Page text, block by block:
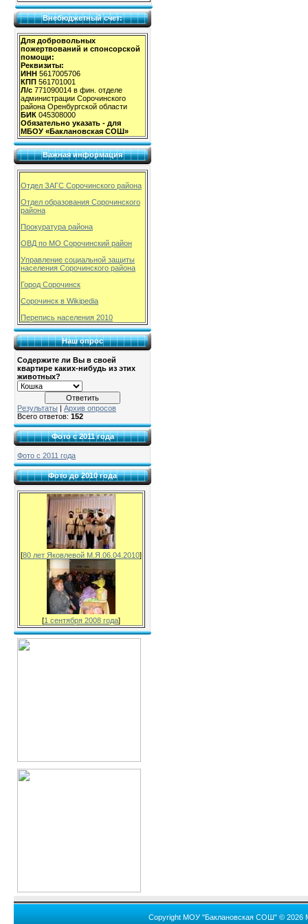
Внебюджетный счет:
Для добровольных
пожертвований и спонсорской
помощи:
Реквизиты:
ИНН 5617005706
КПП 561701001
Л/с 771090014 в фин. отделе
администрации Сорочинского
района Оренбургской области
БИК 045308000
Обязательно указать - для
МБОУ «Баклановская СОШ»
Важная информация
Отдел ЗАГС Сорочинского района
Отдел образования Сорочинского
района
Прокуратура района
ОВД по МО Сорочинский район
Управление социальной защиты
населения Сорочинского района
Город Сорочинск
Сорочинск в Wikipedia
Перепись населения 2010
Наш опрос
Содержите ли Вы в своей
квартире каких-нибудь из этих
животных?
Результаты
Архив опросов
Всего ответов: 152
Фото с 2011 года
Фото с 2011 года
Фото до 2010 года
[80 лет Яковлевой М.Я.06.04.2010]
[1 сентября 2008 года]
Copyright МОУ "Баклановская СОШ" © 2026